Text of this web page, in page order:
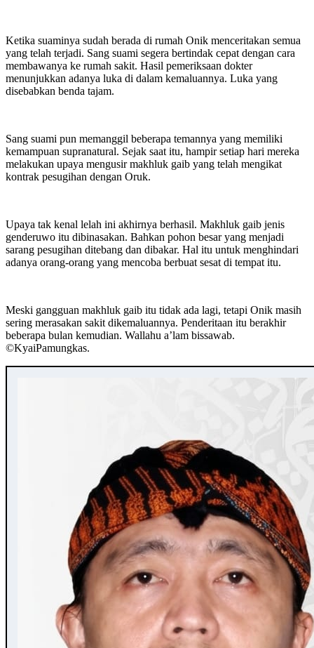
Ketika suaminya sudah berada di rumah Onik menceritakan semua
yang telah terjadi. Sang suami segera bertindak cepat dengan cara
membawanya ke rumah sakit. Hasil pemeriksaan dokter
menunjukkan adanya luka di dalam kemaluannya. Luka yang
disebabkan benda tajam.
Sang suami pun memanggil beberapa temannya yang memiliki
kemampuan supranatural. Sejak saat itu, hampir setiap hari mereka
melakukan upaya mengusir makhluk gaib yang telah mengikat
kontrak pesugihan dengan Oruk.
Upaya tak kenal lelah ini akhirnya berhasil. Makhluk gaib jenis
genderuwo itu dibinasakan. Bahkan pohon besar yang menjadi
sarang pesugihan ditebang dan dibakar. Hal itu untuk menghindari
adanya orang-orang yang mencoba berbuat sesat di tempat itu.
Meski gangguan makhluk gaib itu tidak ada lagi, tetapi Onik masih
sering merasakan sakit dikemaluannya. Penderitaan itu berakhir
beberapa bulan kemudian. Wallahu a’lam bissawab.
©️KyaiPamungkas.